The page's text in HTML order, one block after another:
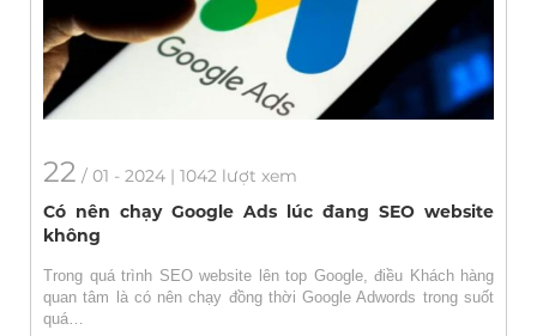
22 / 01 - 2024 | 1042 lượt xem
Có nên chạy Google Ads lúc đang SEO website
không
Trong quá trình SEO website lên top Google, điều Khách hàng
quan tâm là có nên chạy đồng thời Google Adwords trong suốt
quá…